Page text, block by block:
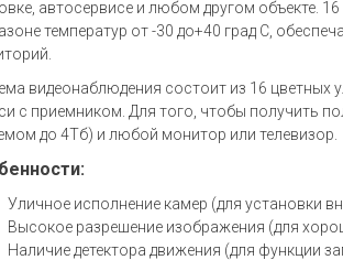
автосервисе и любом другом объекте.
температур от -30 до+40 град С,
видеонаблюдения состоит из 16 цветных
с приемником. Для того, чтобы получить
до 4Тб) и любой монитор или телевизор.
Уличное исполнение камер (для установки
Высокое разрешение изображения (для
Наличие детектора движения (для функции